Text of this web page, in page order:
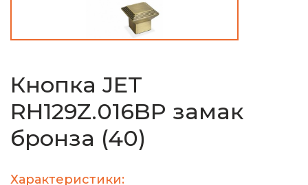
Кнопка JET
RH129Z.016BP замак
бронза (40)
Характеристики: